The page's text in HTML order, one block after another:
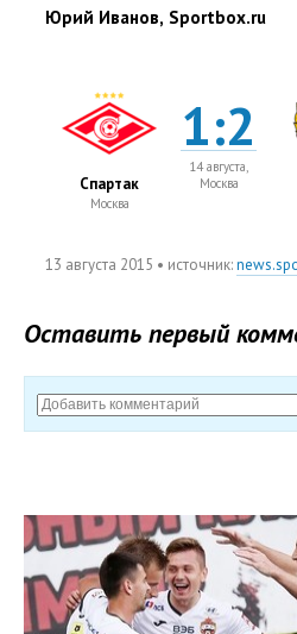
Юрий Иванов, Sportbox.ru
Спартак
Москва
1:2
14 августа,
Москва
13 августа 2015 • источник:
Оставить первый